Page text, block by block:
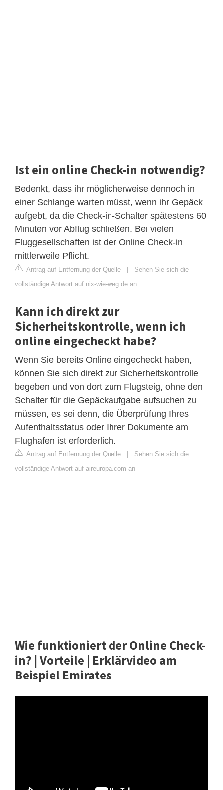
Ist ein online Check-in notwendig?
Bedenkt, dass ihr möglicherweise dennoch in
einer Schlange warten müsst, wenn ihr Gepäck
aufgebt, da die Check-in-Schalter spätestens 60
Minuten vor Abflug schließen. Bei vielen
Fluggesellschaften ist der Online Check-in
mittlerweile Pflicht.
Antrag auf Entfernung der Quelle
Sehen Sie sich die
vollständige Antwort auf nix-wie-weg.de an
Kann ich direkt zur
Sicherheitskontrolle, wenn ich
online eingecheckt habe?
Wenn Sie bereits Online eingecheckt haben,
können Sie sich direkt zur Sicherheitskontrolle
begeben und von dort zum Flugsteig, ohne den
Schalter für die Gepäckaufgabe aufsuchen zu
müssen, es sei denn, die Überprüfung Ihres
Aufenthaltsstatus oder Ihrer Dokumente am
Flughafen ist erforderlich.
Antrag auf Entfernung der Quelle
Sehen Sie sich die
vollständige Antwort auf aireuropa.com an
Wie funktioniert der Online Check-
in? | Vorteile | Erklärvideo am
Beispiel Emirates